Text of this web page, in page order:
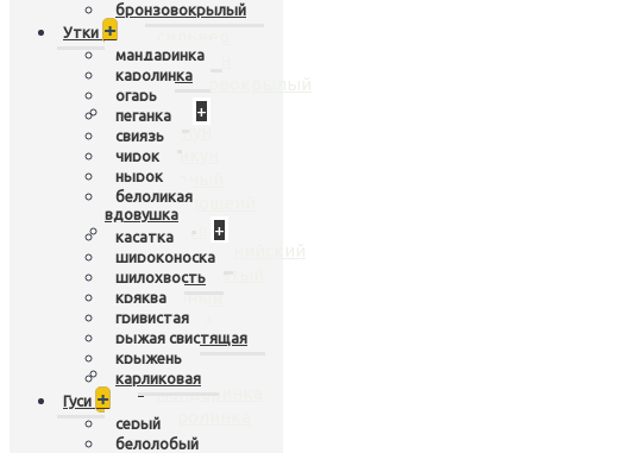
яванский
арлекин
бронзовокрылый
Лебеди
+
шипун
кликун
черный
черношеий
Перепела
+
калифорнийский
чешуйчатый
горный
дикий
расписной
Утки
+
мандаринка
каролинка
огарь
бронзовокрылый
Утки +
мандаринка
каролинка
огарь
пеганка
свиязь
чирок
нырок
белоликая
вдовушка
касатка
широконоска
шилохвость
кряква
гривистая
рыжая свистящая
крыжень
карликовая
Гуси +
серый
белолобый